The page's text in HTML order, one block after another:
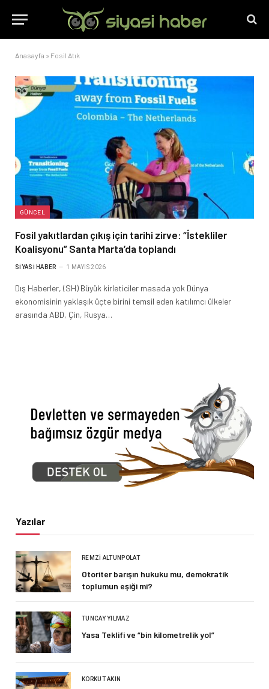
Anasayfa » Fosil Atık
GÜNCEL
Fosil yakıtlardan çıkış için tarihi zirve: “İstekliler
Koalisyonu” Santa Marta’da toplandı
SIYASI HABER 1 MAYIS 2026
Dış Haberler, (SH) Büyük kirleticiler masada yok Dünya
ekonomisinin yaklaşık üçte birini temsil eden katılımcı ülkeler
arasında ABD, Çin, Rusya…
Yazılar
REMZI ALTUNPOLAT
Otoriter barışın hukuku mu, demokratik
toplumun eşiği mi?
TUNCAY YILMAZ
Yasa Teklifi ve “bin kilometrelik yol”
KORKUT AKIN